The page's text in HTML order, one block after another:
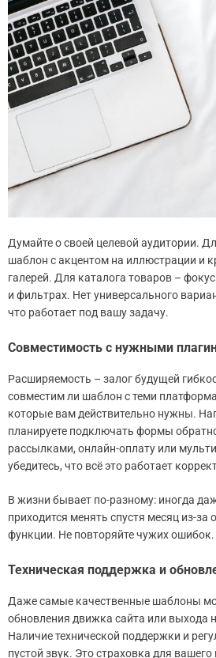
Думайте о своей целевой аудитории.
шаблон с акцентом на иллюстрации и
галерей. Для каталога товаров –
и фильтрах. Нет универсального
что работает под вашу задачу.
Совместимость с нужными
Расширяемость – залог будущей
совместим ли шаблон с теми
которые вам действительно нужны.
планируете подключать формы
рассылками, онлайн-оплату или
убедитесь, что всё это работает
В жизни бывает по-разному: иногда
приходится менять спустя месяц из-за
функции. Не повторяйте чужих ошибок.
Техническая поддержка и
Даже самые качественные шаблоны
обновления движка сайта или выхода
Наличие технической поддержки и
пустой звук. Это страховка для